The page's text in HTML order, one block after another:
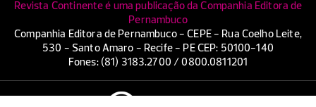
Revista Continente é uma publicação da Companhia Editora de
Pernambuco
Companhia Editora de Pernambuco - CEPE - Rua Coelho Leite,
530 - Santo Amaro - Recife - PE CEP: 50100-140
Fones: (81) 3183.2700 / 0800.0811201